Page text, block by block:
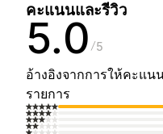
คะแนนและรีวิว
5.0 5
อ้างอิงจากการให้คะแ
รายการ